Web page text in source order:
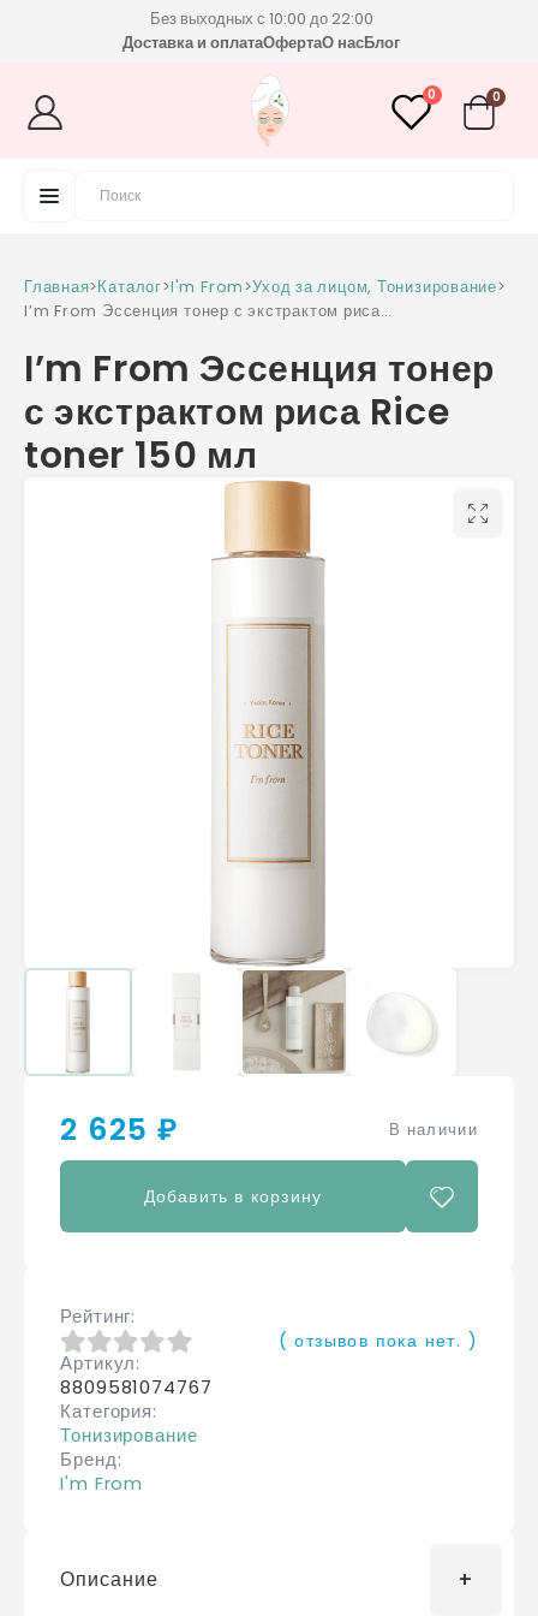
Без выходных с 10:00 до 22:00
Доставка и оплатаОфертаО насБлог
0 0
Главная>Каталог>I'm From>Уход за лицом, Тонизирование>
I’m From Эссенция тонер с экстрактом риса
I’m From Эссенция тонер
с экстрактом риса Rice
toner 150 мл
2 625 ₽ В наличии
Добавить в корзину
Рейтинг
0из 5
( отзывов пока нет. )
Артикул
8809581074767
Категория
Тонизирование
Бренд
I'm From
Описание